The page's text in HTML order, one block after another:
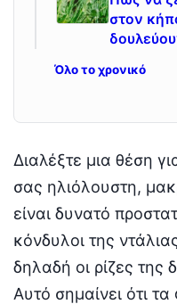
στον
Όλο το χρονικό
Διαλέξτε μια θέση
σας ηλιόλουστη,
είναι δυνατό
κόνδυλοι της
δηλαδή οι ρίζες της
Αυτό σημαίνει ότι